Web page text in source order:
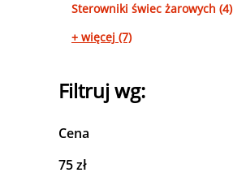
Sterowniki świec żarowych (4)
+ więcej (7)
Filtruj wg:
Cena
75 zł